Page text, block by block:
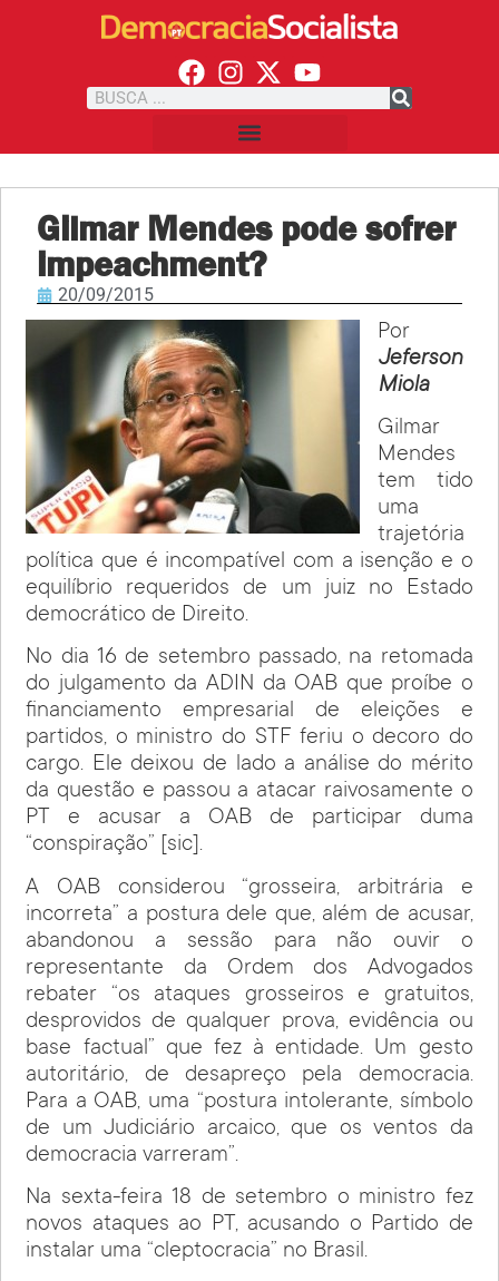
Gilmar Mendes pode sofrer
impeachment?
20/09/2015
Por
Jeferson
Miola
Gilmar
Mendes
tem tido
uma
trajetória
política que é incompatível com a isenção e o
equilíbrio requeridos de um juiz no Estado
democrático de Direito.
No dia 16 de setembro passado, na retomada
do julgamento da ADIN da OAB que proíbe o
financiamento empresarial de eleições e
partidos, o ministro do STF feriu o decoro do
cargo. Ele deixou de lado a análise do mérito
da questão e passou a atacar raivosamente o
PT e acusar a OAB de participar duma
“conspiração” [sic].
A OAB considerou “grosseira, arbitrária e
incorreta” a postura dele que, além de acusar,
abandonou a sessão para não ouvir o
representante da Ordem dos Advogados
rebater “os ataques grosseiros e gratuitos,
desprovidos de qualquer prova, evidência ou
base factual” que fez à entidade. Um gesto
autoritário, de desapreço pela democracia.
Para a OAB, uma “postura intolerante, símbolo
de um Judiciário arcaico, que os ventos da
democracia varreram”.
Na sexta-feira 18 de setembro o ministro fez
novos ataques ao PT, acusando o Partido de
instalar uma “cleptocracia” no Brasil.